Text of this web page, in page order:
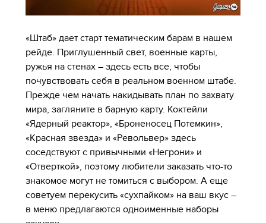
«Штаб» дает старт тематическим барам в нашем
рейде. Приглушенный свет, военные карты,
ружья на стенах – здесь есть все, чтобы
почувствовать себя в реальном военном штабе.
Прежде чем начать накидывать план по захвату
мира, загляните в барную карту. Коктейли
«Ядерный реактор», «Броненосец Потемкин»,
«Красная звезда» и «Револьвер» здесь
соседствуют с привычными «Негрони» и
«Отверткой», поэтому любители заказать что-то
знакомое могут не томиться с выбором. А еще
советуем перекусить «сухпайком» на ваш вкус –
в меню предлагаются одноименные наборы